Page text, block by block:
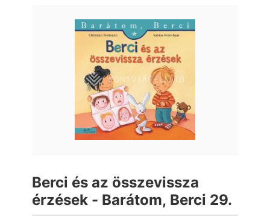
Berci és az összevissza
érzések - Barátom, Berci 29.